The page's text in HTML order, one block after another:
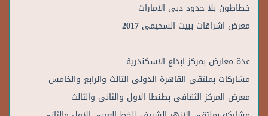
خطاطون بلا حدود دبى الامارات
معرض اشراقات ببيت السحيمى 2017
عدة معارض بمركز ابداع الاسكندرية
مشاركات بملتقى القاهرة الدولى الثالث والرابع والخامس
معرض المركز الثقافى بطنطا الاول والثانى والثالث